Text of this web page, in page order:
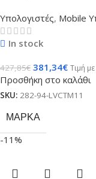
Υπολογιστές, Mobile
In stock
427,85€ 381,34€ Τιμή
Προσθήκη στο καλάθι
SKU: 282-94-LVCTM11
ΜΆΡΚΑ
-11%